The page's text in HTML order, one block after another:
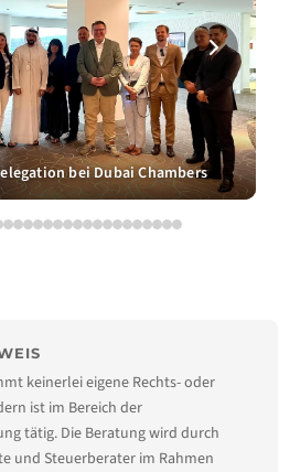
bei Dubai Chambers
keinerlei eigene Rechts- oder
ist im Bereich der
tätig. Die Beratung wird durch
und Steuerberater im Rahmen